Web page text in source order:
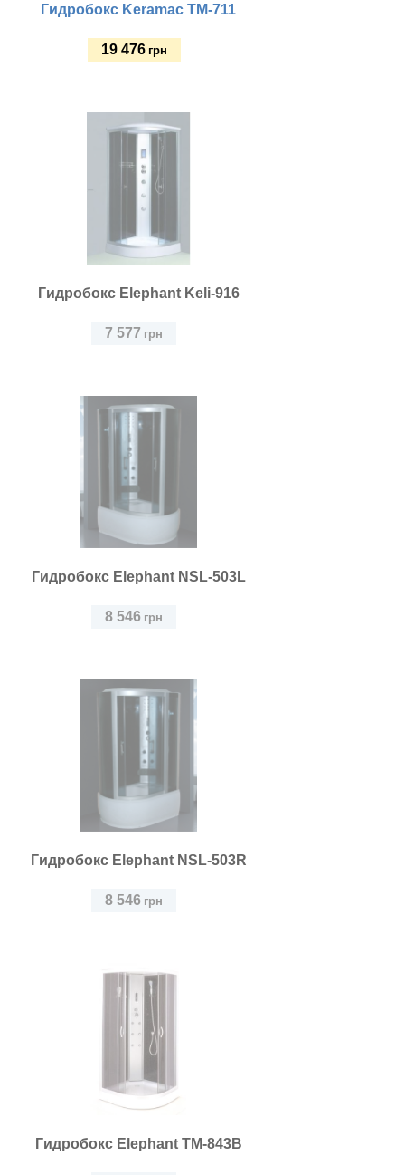
Гидробокс Keramac ТМ-711
19 476 грн
Гидробокс Elephant Keli-916
7 577 грн
Гидробокс Elephant NSL-503L
8 546 грн
Гидробокс Elephant NSL-503R
8 546 грн
Гидробокс Elephant TM-843B